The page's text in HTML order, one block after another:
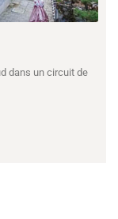
dans un circuit de